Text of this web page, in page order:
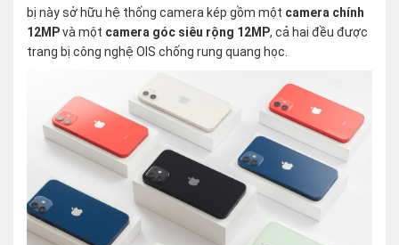
bị này sở hữu hệ thống camera kép gồm một camera chính
12MPvà một camera góc siêu rộng 12MP, cả hai đều được
trang bị công nghệ OIS chống rung quang học.